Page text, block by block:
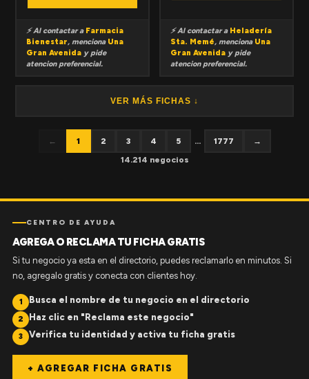
⚡ Al contactar a Farmacia
Bienestar, menciona Una
Gran Avenida y pide
atencion preferencial.
⚡ Al contactar a Heladería
Sta. Memé, menciona Una
Gran Avenida y pide
atencion preferencial.
VER MÁS FICHAS ↓
← 1 2 3 4 5 ... 1777
→
14.214 negocios
CENTRO DE AYUDA
AGREGA O RECLAMA TU FICHA GRATIS
Si tu negocio ya esta en el directorio, puedes reclamarlo en minutos. Si
no, agregalo gratis y conecta con clientes hoy.
1 Busca el nombre de tu negocio en el directorio
2 Haz clic en "Reclama este negocio"
3 Verifica tu identidad y activa tu ficha gratis
+ AGREGAR FICHA GRATIS